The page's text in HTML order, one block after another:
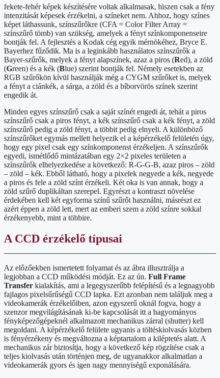
fekete-fehér képek készítésére voltak alkalmasak, hiszen csak a fény
intenzitását képesek érzékelni, a színeket nem. Ahhoz, hogy színes
képet láthassunk, színszűrőkre (CFA = Color Filter Array =
színszűrő tömb) van szükség, amelyek a fényt színkomponenseire
bontják fel. A fejlesztés a Kodak cég egyik mérnökéhez, Bryce E.
Bayerhez fűződik. Ma is a leginkább használatos színszűrők a
Bayer-szűrők, melyek a fényt alapszínek, azaz a piros (Red), a zöld
(Green) és a kék (Blue) szerint bontják fel. Némely esetekben az
RGB szűrőkön kívül használják még a CYGM szűrőket is, melyek
a fényt a ciánkék, a sárga, a zöld és a bíborvörös színek szerint
engedik át.
Minden egyes színszűrő csak a saját színét engedi át, tehát a piros
színszűrő csak a piros fényt, a kék színszűrő csak a kék fényt, a zöld
színszűrő pedig a zöld fényt, a többit pedig elnyeli. A különböző
színszűrőket egymás mellett helyezik el a képérzékelő felületén úgy,
hogy egy pixel csak egy színkomponenst érzékeljen. A színszűrők
egyedi, ismétlődő mintázatában egy 2×2 pixeles területen a
színszűrők elhelyezkedése a következő: R-G-G-B, azaz piros – zöld
– zöld – kék. Ebből látható, hogy a pixelek negyede a kék, negyede
a piros és fele a zöld színt érzékeli. Két oka is van annak, hogy a
zöld szűrő duplikáltan szerepel. Egyrészt a kontraszt növelése
érdekében kell két egyforma színű szűrőt használni, másrészt ez
azért éppen a zöld lett, mert az emberi szem a zöld színre sokkal
érzékenyebb, mint a többire.
A CCD érzékelő típusai
Az előzőekben ismertetett folyamat és az ábra illusztrálja a
legjobban a CCD működési módját. Ez az ún. Full Frame
Transfer kialakítás, ami a legegyszerűbb felépítésű és a legnagyobb
fajlagos pixelsűrűségű CCD lapka. Ezt azonban nem találjuk meg a
videokamerák érzékelőiben, azon egyszerű oknál fogva, hogy a
szenzor megvilágításának ki-be kapcsolását itt a hagyományos
fényképezőgépeknél alkalmazott mechanikus zárral (shutter) kell
megoldani. A képérzékelő felülete ugyanis a töltéskiolvasás közben
is fényérzékeny és megváltozna a képtartalom a kiléptetés alatt. A
mechanikus zár biztosítja, hogy a következő kép rögzítése csak a
teljes kiolvasás után történjen meg, de ugyanakkor alkalmatlan a
videokamerák gyors és igen nagy mennyiségű exponálására.